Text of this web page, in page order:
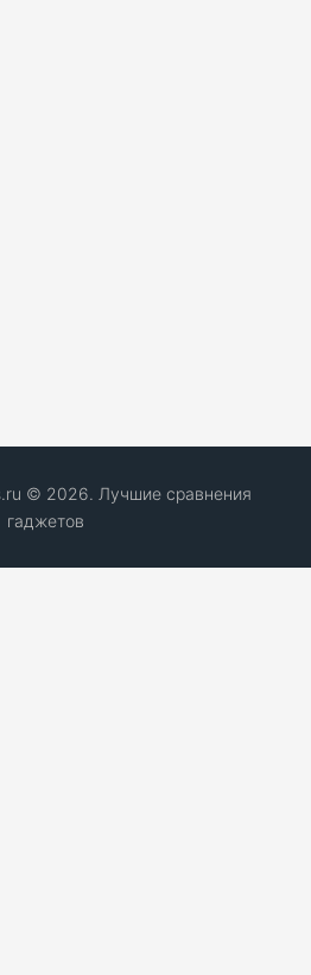
© 2026. Лучшие сравнения
гаджетов